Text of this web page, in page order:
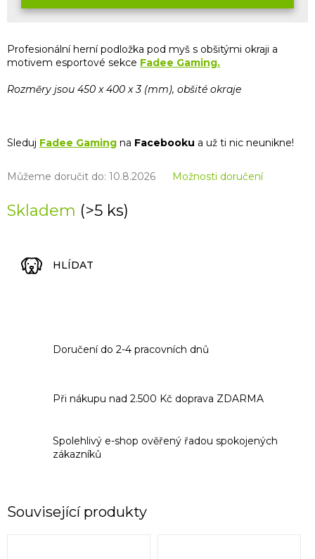
Skladem (>5 ks)
Můžeme doručit do: 10.8.2026 Možnosti doručení
Profesionální herní podložka pod myš s obšitými okraji a
motivem esportové sekce Fadee Gaming.
Rozměry jsou 450 x 400 x 3 (mm), obšité okraje
Sleduj Fadee Gaming na Facebooku a už ti nic neunikne!
HLÍDAT
Doručení do 2-4 pracovních dnů
Při nákupu nad 2.500 Kč doprava ZDARMA
Spolehlivý e-shop ověřený řadou spokojených
zákazníků
Související produkty